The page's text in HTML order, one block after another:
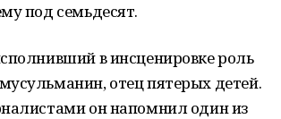
под семьдесят.
в инсценировке роль
отец пятерых детей.
он напомнил один из